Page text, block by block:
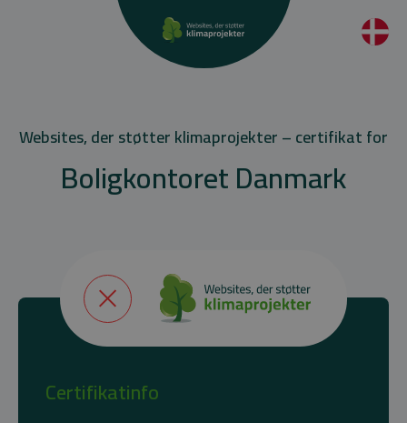
Websites, der støtter klimaprojekter – certifikat for
Boligkontoret Danmark
Certifikatinfo